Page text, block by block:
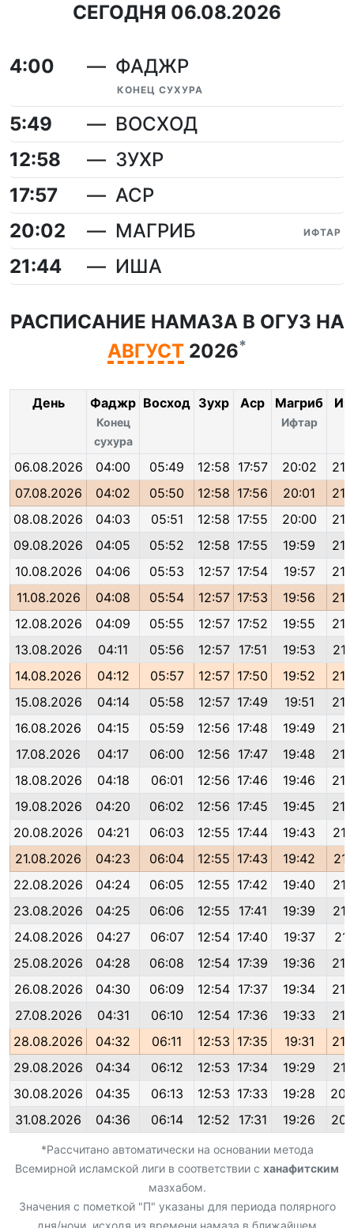
СЕГОДНЯ 06.08.2026
4:00 ФАДЖР
КОНЕЦ СУХУРА
5:49
ВОСХОД
12:58
ЗУХР
17:57
АСР
20:02
МАГРИБ ИФТАР
21:44 ИША
РАСПИСАНИЕ НАМАЗА В ОГУЗ НА
АВГУСТ 2026*
День Фаджр
Конец
сухура
Восход Зухр Аср Магриб
Ифтар
06.08.2026 04:00 05:49 12:58 17:57 20:02
07.08.2026
04:02 05:50 12:58 17:56 20:01
08.08.2026
04:03 05:51 12:58 17:55 20:00
09.08.2026
04:05 05:52 12:58 17:55 19:59
10.08.2026
04:06 05:53 12:57 17:54 19:57
11.08.2026
04:08 05:54 12:57 17:53 19:56
12.08.2026
04:09 05:55 12:57 17:52 19:55
13.08.2026
04:11 05:56 12:57 17:51 19:53
14.08.2026
04:12 05:57 12:57 17:50 19:52
15.08.2026
04:14 05:58 12:57 17:49 19:51
16.08.2026
04:15 05:59 12:56 17:48 19:49
17.08.2026
04:17 06:00 12:56 17:47 19:48
18.08.2026
04:18 06:01 12:56 17:46 19:46
19.08.2026
04:20 06:02 12:56 17:45 19:45
20.08.2026
04:21 06:03 12:55 17:44 19:43
21.08.2026
04:23 06:04 12:55 17:43 19:42
22.08.2026
04:24 06:05 12:55 17:42 19:40
23.08.2026
04:25 06:06 12:55 17:41 19:39
24.08.2026
04:27 06:07 12:54 17:40 19:37
25.08.2026
04:28 06:08 12:54 17:39 19:36
26.08.2026
04:30 06:09 12:54 17:37 19:34
27.08.2026
04:31 06:10 12:54 17:36 19:33
28.08.2026
04:32 06:11 12:53 17:35 19:31
29.08.2026
04:34 06:12 12:53 17:34 19:29
30.08.2026
04:35 06:13 12:53 17:33 19:28
31.08.2026
04:36 06:14 12:52 17:31 19:26
*Рассчитано автоматически на основании метода
Всемирной исламской лиги в соответствии с ханафитским
мазхабом.
Значения с пометкой "П" указаны для периода полярного
дня/ночи, исходя из времени намаза в ближайшем